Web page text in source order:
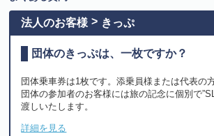
法人のお客様 きっぷ
団体のきっぷは、一枚ですか？
団体乗車券は1枚です。添乗員様または代表の
団体の参加者のお客様には旅の記念に個別で
渡しいたします。
詳細を見る